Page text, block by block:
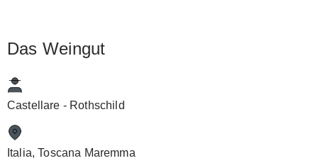
Das Weingut
Castellare - Rothschild
Italia, Toscana Maremma